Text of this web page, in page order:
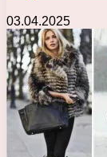
03.04.2025